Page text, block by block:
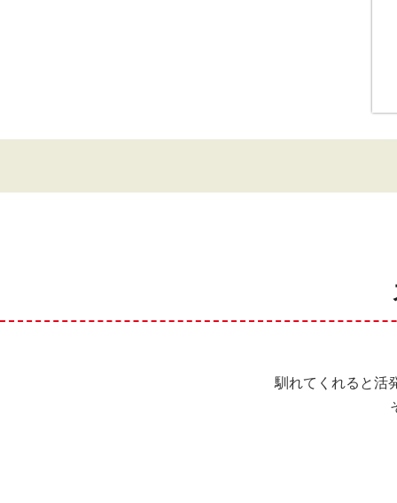
馴れてくれると活